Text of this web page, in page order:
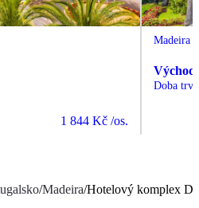
1 844 Kč /os.
Madeira
Východ
Doba
/Madeira/Hotelový komplex